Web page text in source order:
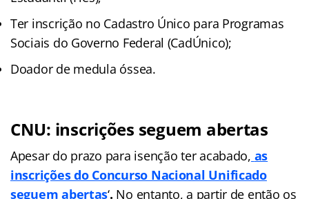
Ter inscrição no Cadastro Único para Programas
Sociais do Governo Federal (CadÚnico);
Doador de medula óssea.
CNU: inscrições seguem abertas
Apesar do prazo para isenção ter acabado, as
inscrições do Concurso Nacional Unificado
seguem abertas‘. No entanto, a partir de então os